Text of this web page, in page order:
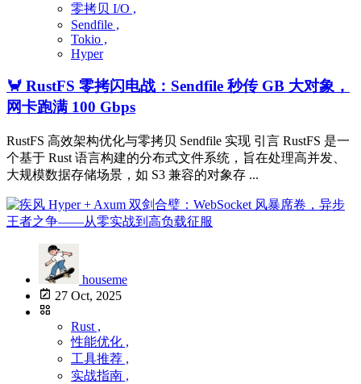
零拷贝 I/O ,
Sendfile ,
Tokio ,
Hyper
🦀 RustFS 零拷闪电战：Sendfile 秒传 GB 大对象，
网卡跑满 100 Gbps
RustFS 高效架构优化与零拷贝 Sendfile 实现 引言 RustFS 是一
个基于 Rust 语言构建的分布式文件系统，旨在处理高并发、
大规模数据存储场景，如 S3 兼容的对象存 ...
houseme
27 Oct, 2025
Rust ,
性能优化 ,
工具推荐 ,
实战指南 ,